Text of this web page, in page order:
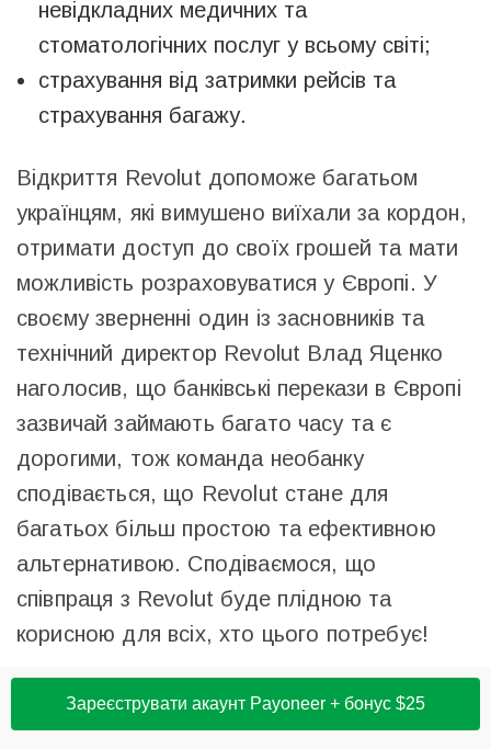
Зареєструвати акаунт Payoneer + бонус $25
невідкладних медичних та
стоматологічних послуг у всьому світі;
страхування від затримки рейсів та
страхування багажу.
Відкриття Revolut допоможе багатьом
українцям, які вимушено виїхали за кордон,
отримати доступ до своїх грошей та мати
можливість розраховуватися у Європі. У
своєму зверненні один із засновників та
технічний директор Revolut Влад Яценко
наголосив, що банківські перекази в Європі
зазвичай займають багато часу та є
дорогими, тож команда необанку
сподівається, що Revolut стане для
багатьох більш простою та ефективною
альтернативою. Сподіваємося, що
співпраця з Revolut буде плідною та
корисною для всіх, хто цього потребує!